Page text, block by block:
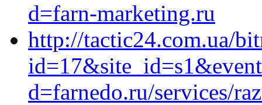
d=farn-marketing.ru
http://tactic24.com.ua/
d=farnedo.ru/services/